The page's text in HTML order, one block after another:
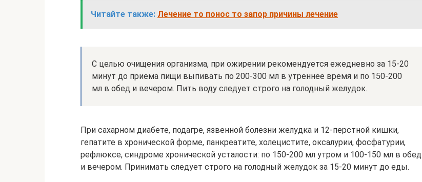
Читайте также: Лечение то понос то запор причины лечение
С целью очищения организма, при ожирении рекомендуется ежедневно за 15-20
минут до приема пищи выпивать по 200-300 мл в утреннее время и по 150-200
мл в обед и вечером. Пить воду следует строго на голодный желудок.
При сахарном диабете, подагре, язвенной болезни желудка и 12-перстной кишки,
гепатите в хронической форме, панкреатите, холецистите, оксалурии, фосфатурии,
рефлюксе, синдроме хронической усталости: по 150-200 мл утром и 100-150 мл в обед
и вечером. Принимать следует строго на голодный желудок за 15-20 минут до еды.